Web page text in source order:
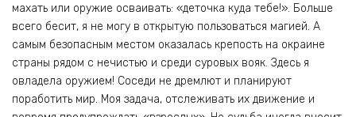
махать или оружие осваивать: «деточка куда тебе!». Больше
всего бесит, я не могу в открытую пользоваться магией. А
самым безопасным местом оказалась крепость на окраине
страны рядом с нечистью и среди суровых вояк. Здесь я
овладела оружием! Соседи не дремлют и планируют
поработить мир. Моя задача, отслеживать их движение и